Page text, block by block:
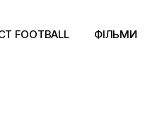
FOOTBALL ФІЛЬМИ